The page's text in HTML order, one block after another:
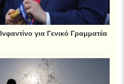
για Γενικό Γραμματέα